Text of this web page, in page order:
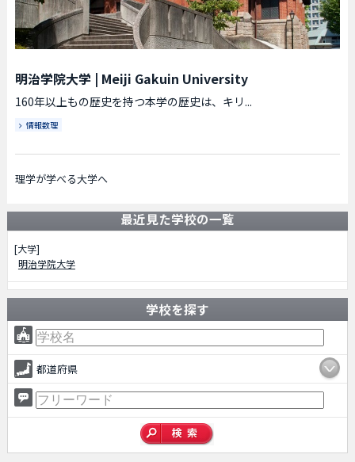
明治学院大学| Meiji Gakuin University
160年以上もの歴史を持つ本学の歴史は、キリ...
情報数理
理学が学べる大学へ
最近見た学校の一覧
[大学]
明治学院大学
学校を探す
都道府県